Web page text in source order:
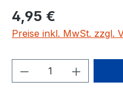
4,95 €
Preise inkl. MwSt. zzgl.
Produkt Anzahl: